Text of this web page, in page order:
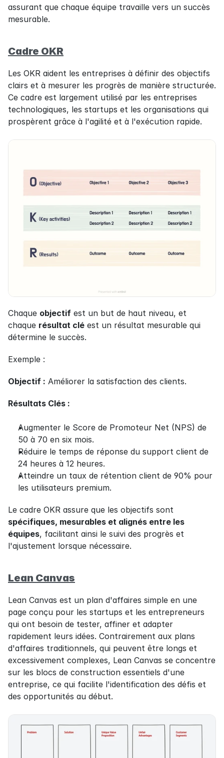
assurant que chaque équipe travaille vers un succès
mesurable.
Cadre OKR
Les OKR aident les entreprises à définir des objectifs
clairs et à mesurer les progrès de manière structurée.
Ce cadre est largement utilisé par les entreprises
technologiques, les startups et les organisations qui
prospèrent grâce à l'agilité et à l'exécution rapide.
Chaque objectif est un but de haut niveau, et
chaque résultat clé est un résultat mesurable qui
détermine le succès.
Exemple :
Objectif : Améliorer la satisfaction des clients.
Résultats Clés :
Augmenter le Score de Promoteur Net (NPS) de
50 à 70 en six mois.
Réduire le temps de réponse du support client de
24 heures à 12 heures.
Atteindre un taux de rétention client de 90% pour
les utilisateurs premium.
spécifiques, mesurables et alignés entre les
équipes, facilitant ainsi le suivi des progrès et
l'ajustement lorsque nécessaire.
Lean Canvas
Lean Canvas est un plan d'affaires simple en une
page conçu pour les startups et les entrepreneurs
qui ont besoin de tester, affiner et adapter
rapidement leurs idées. Contrairement aux plans
d'affaires traditionnels, qui peuvent être longs et
excessivement complexes, Lean Canvas se concentre
sur les blocs de construction essentiels d'une
entreprise, ce qui facilite l'identification des défis et
des opportunités au début.